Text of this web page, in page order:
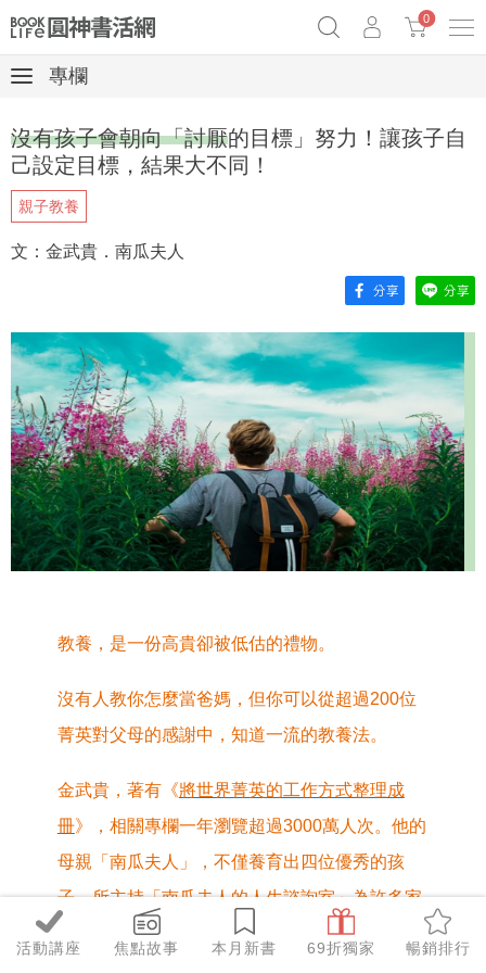
Netflix話題章魚小說！
0
活動講座 焦點故事 本月新書 69折獨家 暢銷排行
專欄
沒有孩子會朝向「討厭的目標」努力！讓孩子自
己設定目標，結果大不同！
親子教養
文：金武貴．南瓜夫人
教養，是一份高貴卻被低估的禮物。
沒有人教你怎麼當爸媽，但你可以從超過200位
菁英對父母的感謝中，知道一流的教養法。
金武貴，著有《將世界菁英的工作方式整理成
冊》
，相關專欄一年瀏覽超過3000萬人次。他的
母親「南瓜夫人」，不僅養育出四位優秀的孩
子，所主持「南瓜夫人的人生諮詢室」為許多家
庭提供解決的洞見。